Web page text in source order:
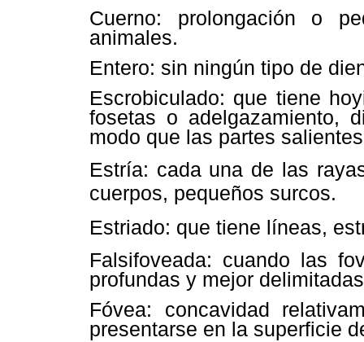
Cuerno: prolongación o
animales.
Entero: sin ningún tipo de
Escrobiculado: que tiene
fosetas o adelgazamiento,
modo que las partes
Estría: cada una de las
cuerpos, pequeños surcos.
Estriado: que tiene líneas,
Falsifoveada: cuando las
profundas y mejor
Fóvea: concavidad
presentarse en la superficie